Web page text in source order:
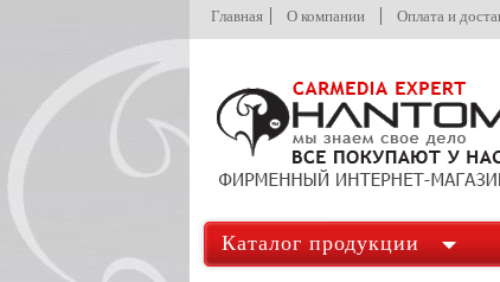
Главная О компании Оплата и
Каталог продукции